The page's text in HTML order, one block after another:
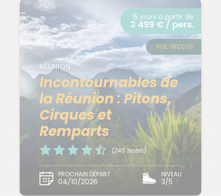
RÉUNION
Incontournables de
la Réunion : Pitons,
Cirques et
Remparts
(245 notes)
PROCHAIN DÉPART
04/10/2026
NIVEAU
3/5
15 jours à partir de
3 499 € / pers.
VOL INCLUS